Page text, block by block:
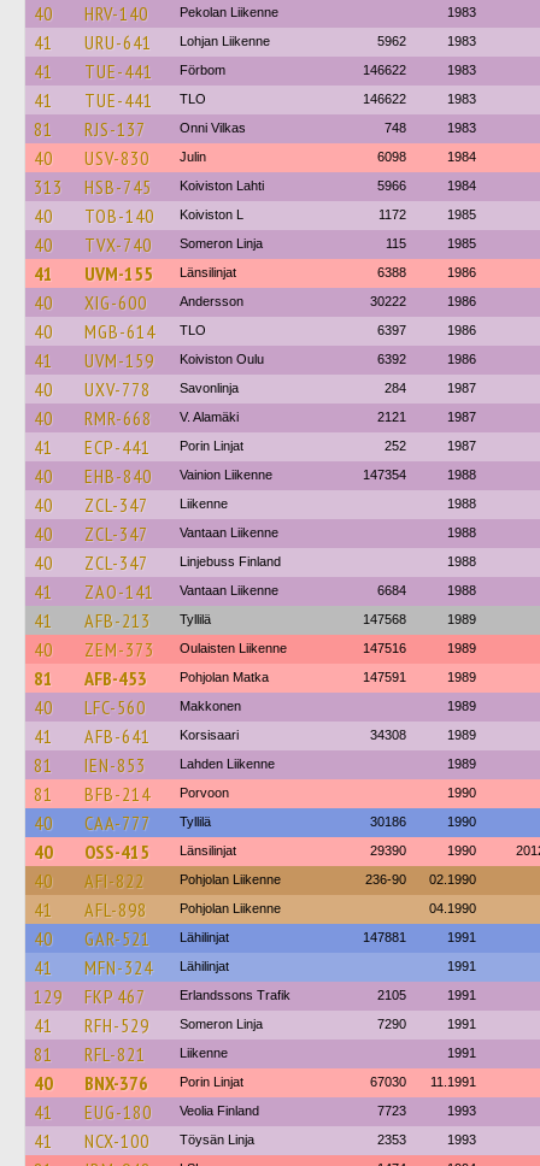
40 HRV-140 Pekolan Liikenne 1983
41 URU-641 Lohjan Liikenne 5962 1983
41 TUE-441 Förbom 146622 1983
41 TUE-441 TLO 146622 1983
81 RJS-137 Onni Vilkas 748 1983
40 USV-830 Julin 6098 1984
313 HSB-745 Koiviston Lahti 5966 1984
40 TOB-140 Koiviston L 1172 1985
40 TVX-740 Someron Linja 115 1985
41 UVM-155 Länsilinjat 6388 1986
40 XIG-600 Andersson 30222 1986
40 MGB-614 TLO 6397 1986
41 UVM-159 Koiviston Oulu 6392 1986
40 UXV-778 Savonlinja 284 1987
40 RMR-668 V. Alamäki 2121 1987
41 ECP-441 Porin Linjat 252 1987
40 EHB-840 Vainion Liikenne 147354 1988
40 ZCL-347 Liikenne 1988
40 ZCL-347 Vantaan Liikenne 1988
40 ZCL-347 Linjebuss Finland 1988
41 ZAO-141 Vantaan Liikenne 6684 1988
41 AFB-213 Tyllilä 147568 1989
40 ZEM-373 Oulaisten Liikenne 147516 1989
81 AFB-453 Pohjolan Matka 147591 1989
40 LFC-560 Makkonen 1989
41 AFB-641 Korsisaari 34308 1989
81 IEN-853 Lahden Liikenne 1989
81 BFB-214 Porvoon 1990
40 CAA-777 Tyllilä 30186 1990
40 OSS-415 Länsilinjat 29390 1990
40 AFI-822 Pohjolan Liikenne 236-90 02.1990
41 AFL-898 Pohjolan Liikenne 04.1990
40 GAR-521 Lähilinjat 147881 1991
41 MFN-324 Lähilinjat 1991
129 FKP 467 Erlandssons Trafik 2105 1991
41 RFH-529 Someron Linja 7290 1991
81 RFL-821 Liikenne 1991
40 BNX-376 Porin Linjat 67030 11.1991
41 EUG-180 Veolia Finland 7723 1993
41 NCX-100 Töysän Linja 2353 1993